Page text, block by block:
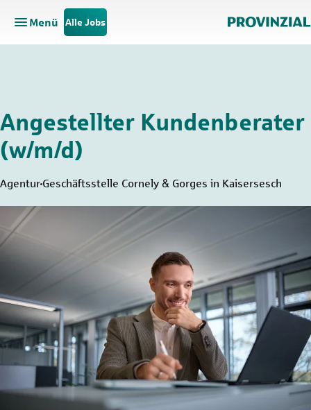
Zum Hauptinhalt springen
Zur Navigation springen
Menü
Hauptnavigation öffnen
Alle Jobs
Angestellter Kundenberater
(w/m/d)
Agentur Geschäftsstelle Cornely & Gorges in Kaisersesch